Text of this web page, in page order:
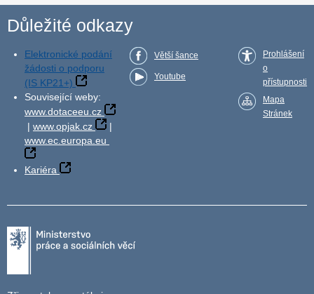
Důležité odkazy
Elektronické podání
žádosti o podporu
(IS KP21+)
Související weby:
www.dotaceeu.cz
| www.opjak.cz
|
www.ec.europa.eu
Kariéra
Větší šance
Youtube
Prohlášení
o
přístupnosti
Mapa
Stránek